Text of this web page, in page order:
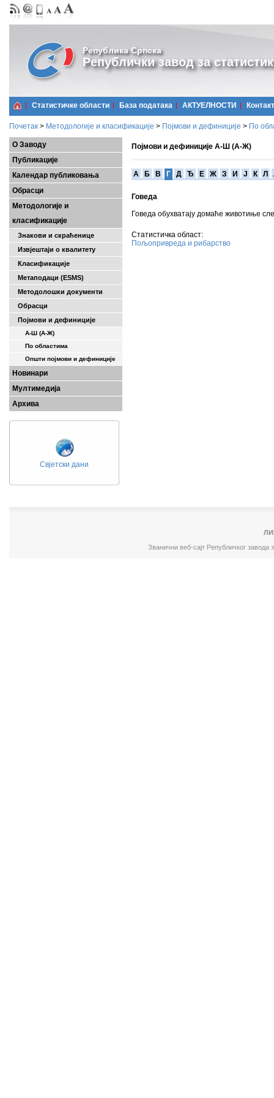
Република Српска
Републички завод за
Статистичке области Базa података АКТУЕЛНОСТИ Контакт
Почетак > Методологије и класификације > Појмови и дефиниције > По
О Заводу
Публикације
Календар публиковања
Обрасци
Методологије и
класификације
Знакови и скраћенице
Извјештаји о квалитету
Класификације
Метаподаци (ESMS)
Методолошки документи
Обрасци
Појмови и дефиниције
А-Ш (A-Ж)
По областима
Општи појмови и дефиниције
Новинари
Мултимедија
Архива
Свјетски дани
Појмови и дефиниције А-Ш (А-Ж)
A Б В Г Д Ђ Е Ж З И Ј К Л
Говеда
Говеда обухватају домаће животиње
Статистичка област:
Пољопривреда и рибарство
Званични веб-сајт Републичког